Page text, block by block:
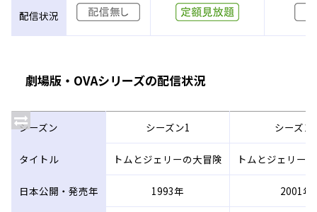
配信状況
劇場版・OVAシリーズの配信状況
シーズン シーズン1 シーズン
タイトル トムとジェリーの大冒険 トムとジェリー
日本公開・発売年 1993年 2001年